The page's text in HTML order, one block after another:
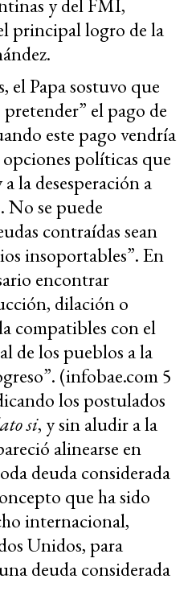
y del FMI,
principal logro de la
el Papa sostuvo que
el pago de
este pago vendría
políticas que
la desesperación a
No se puede
contraídas sean
insoportables”. En
encontrar
dilación o
compatibles con el
de los pueblos a la
(infobae.com 5
los postulados
si, y sin aludir a la
alinearse en
deuda considerada
que ha sido
internacional,
Unidos, para
deuda considerada